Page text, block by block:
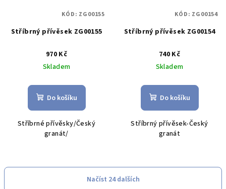
Stříbrný přívěsek ZG00155
970 Kč
Skladem
Do košíku
Stříbrné přívěsky/Český
granát/
KÓD: ZG00155
Stříbrný přívěsek ZG00154
740 Kč
Skladem
Do košíku
Stříbrný přívěsek-Český
granát
KÓD: ZG00154
Načíst 24 dalších